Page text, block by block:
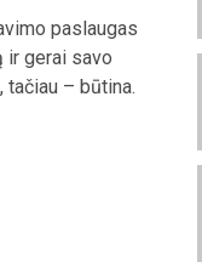
paslaugas
ir gerai savo
tačiau – būtina.